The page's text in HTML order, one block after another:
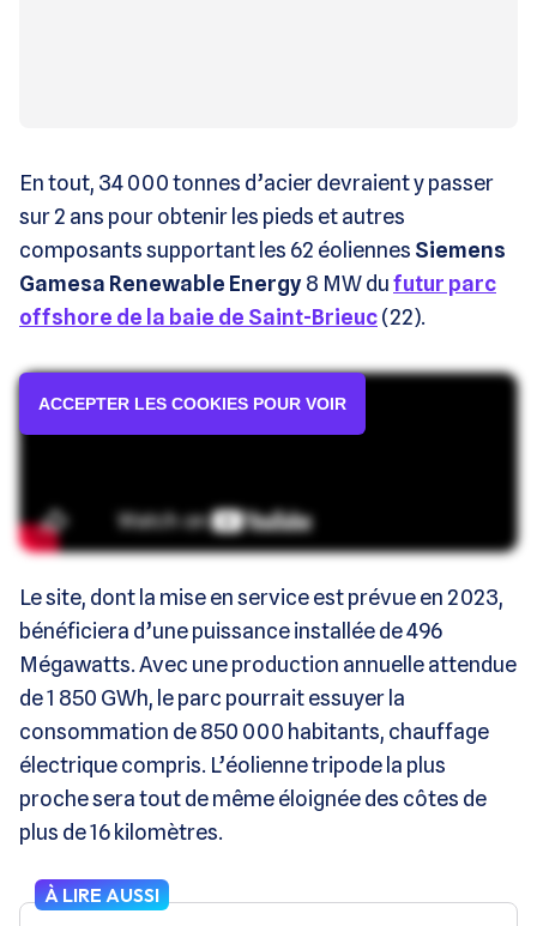
En tout, 34 000 tonnes d’acier devraient y passer
sur 2 ans pour obtenir les pieds et autres
composants supportant les 62 éoliennes Siemens
Gamesa Renewable Energy8 MW dufutur parc
offshore de la baie de Saint-Brieuc(22).
ACCEPTER LES COOKIES POUR VOIR
Le site, dont la mise en service est prévue en 2023,
bénéficiera d’une puissance installée de 496
Mégawatts. Avec une production annuelle attendue
de 1 850 GWh, le parc pourrait essuyer la
consommation de 850 000 habitants, chauffage
électrique compris. L’éolienne tripode la plus
proche sera tout de même éloignée des côtes de
plus de 16 kilomètres.
À LIRE AUSSI